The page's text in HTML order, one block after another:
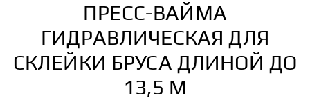
ПРЕСС-ВАЙМА
ГИДРАВЛИЧЕСКАЯ ДЛЯ
СКЛЕЙКИ БРУСА ДЛИНОЙ ДО
13,5 М